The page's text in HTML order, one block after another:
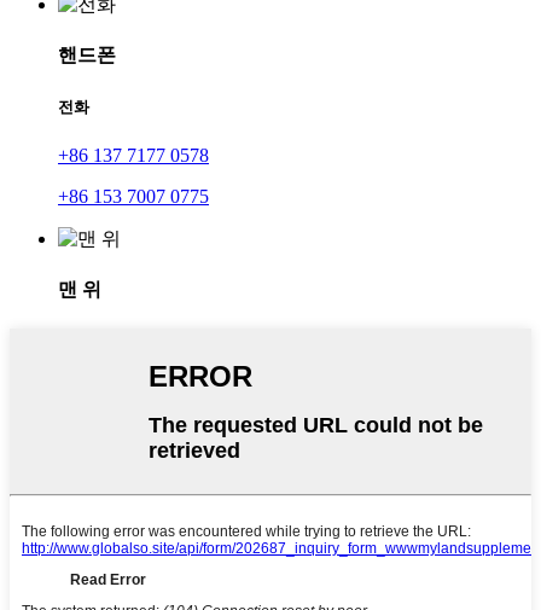
핸드폰
전화
+86 137 7177 0578
+86 153 7007 0775
맨 위